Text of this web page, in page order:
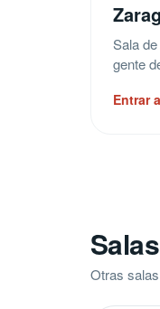
Sala
gente
Entrar
Otras